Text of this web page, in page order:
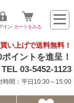
い上げで送料無料！
イントを進呈！
TEL 03-5452-1123
時間：平日10:30～15:00
イン カートをみる